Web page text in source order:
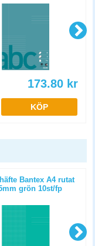
173.80 kr
KÖP
Bantex A4 rutat
grön 10st/fp